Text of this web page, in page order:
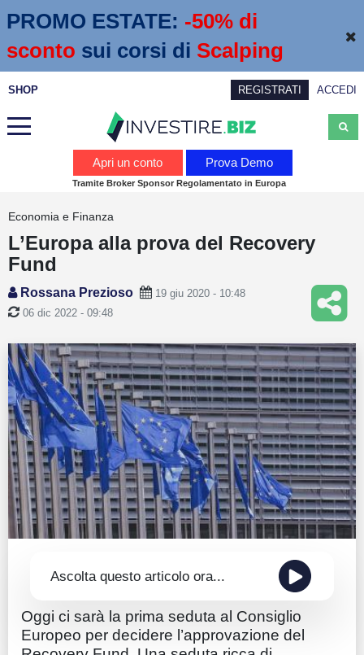
PROMO ESTATE: -50% di
sconto sui corsi di Scalping
SHOP REGISTRATI ACCEDI
Webinar
Servizi
Education
Guide
Quotazioni
Conto IG
Guru Monitor
Stagionalità
Apri un conto Prova Demo
Tramite Broker Sponsor Regolamentato in Europa
Economia e Finanza
L’Europa alla prova del Recovery
Fund
Rossana Prezioso
19 giu 2020 - 10:48
06 dic 2022 - 09:48
Ascolta questo articolo ora...
Oggi ci sarà la prima seduta al Consiglio
Europeo per decidere l’approvazione del